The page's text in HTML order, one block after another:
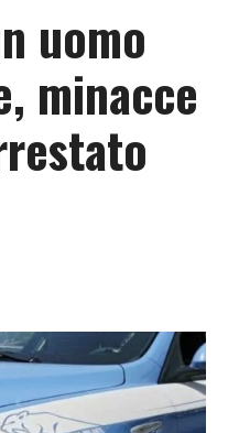
uomo
minacce